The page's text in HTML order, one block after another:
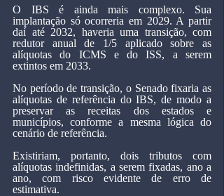
O IBS é ainda mais complexo. Sua
implantação só ocorreria em 2029. A partir
daí até 2032, haveria uma transição, com
redutor anual de 1/5 aplicado sobre as
alíquotas do ICMS e do ISS, a serem
extintos em 2033.
No período de transição, o Senado fixaria as
alíquotas de referência do IBS, de modo a
preservar as receitas dos estados e
municípios, conforme a mesma lógica do
cenário de referência.
Existiriam, portanto, dois tributos com
alíquotas indefinidas, a serem fixadas, ano a
ano, com risco evidente de erro de
estimativa.